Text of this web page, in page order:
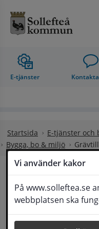
Vi använder kakor
På www.solleftea.se
webbplatsen ska
E-tjänster
Startsida
E-tjänster och
Bygga, bo & miljö
Grävtillstånd
Grävtillstånd